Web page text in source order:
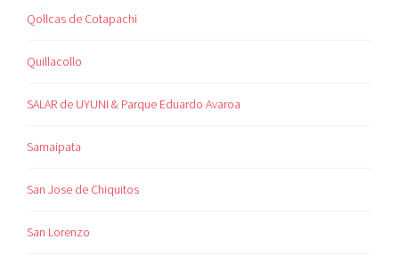
Qollcas de Cotapachi
Quillacollo
SALAR de UYUNI & Parque Eduardo Avaroa
Samaipata
San Jose de Chiquitos
San Lorenzo